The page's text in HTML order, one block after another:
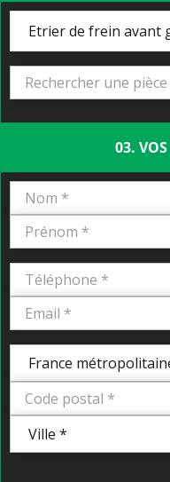
Etrier de frein avant
03.